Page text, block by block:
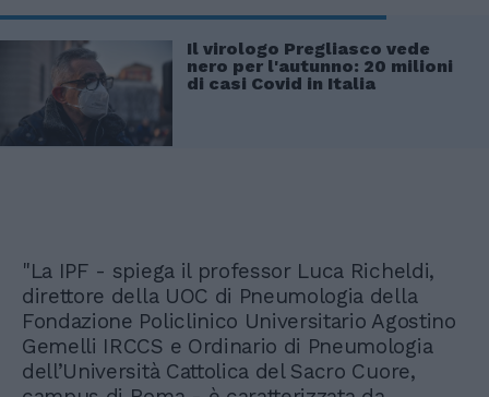
Il virologo Pregliasco vede
nero per l'autunno: 20 milioni
di casi Covid in Italia
"La IPF - spiega il professor Luca Richeldi,
direttore della UOC di Pneumologia della
Fondazione Policlinico Universitario Agostino
Gemelli IRCCS e Ordinario di Pneumologia
dell’Università Cattolica del Sacro Cuore,